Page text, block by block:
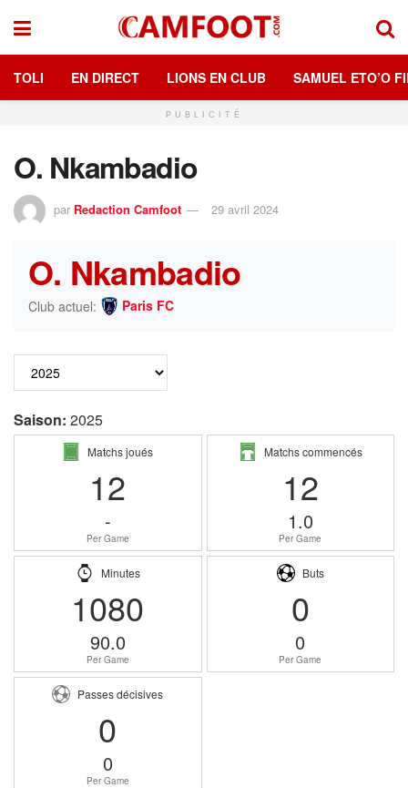
TOLI EN DIRECT LIONS EN CLUB SAMUEL ETO’O
PUBLICITÉ
O. Nkambadio
par Redaction Camfoot 29 avril 2024
O. Nkambadio
Club actuel: Paris FC
Saison: 2025
Matchs joués
12
-
Per Game
Matchs commencés
12
1.0
Per Game
Minutes
1080
90.0
Per Game
Buts
0
0
Per Game
Passes décisives
0
0
Per Game